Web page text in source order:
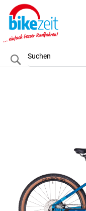
Search